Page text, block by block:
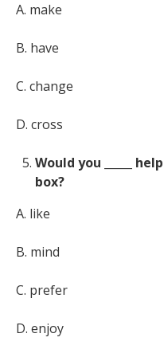
A. make
B. have
C. change
D. cross
Would you _____
box?
A. like
B. mind
C. prefer
D. enjoy